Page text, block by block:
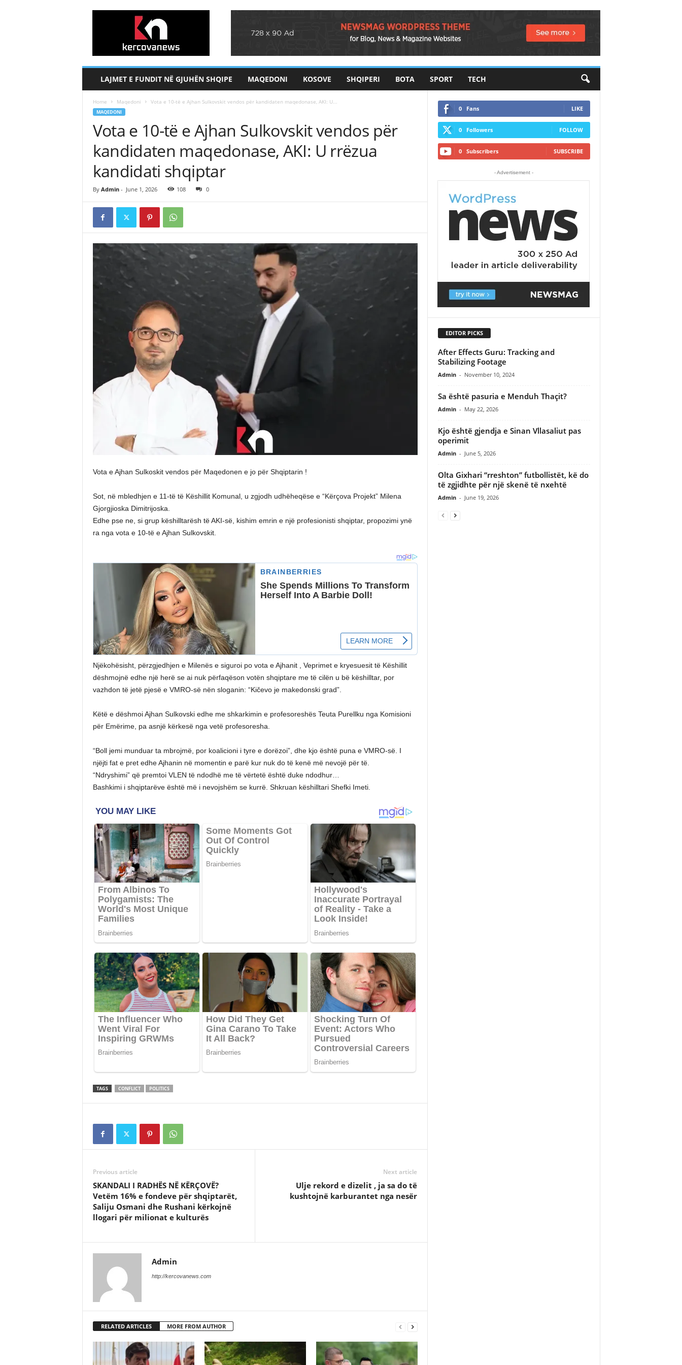
LAJMET E FUNDIT NË GJUHËN SHQIPE MAQEDONI KOSOVE SHQIPERI BOTA SPORT TECH
Home Maqedoni Vota e 10-të e Ajhan Sulkovskit vendos për kandidaten maqedonase, AKI: U...
MAQEDONI
Vota e 10-të e Ajhan Sulkovskit vendos për
kandidaten maqedonase, AKI: U rrëzua
kandidati shqiptar
By Admin- June 1, 2026 108 0
Vota e Ajhan Sulkoskit vendos për Maqedonen e jo për Shqiptarin !
Sot, në mbledhjen e 11-të të Këshillit Komunal, u zgjodh udhëheqëse e “Kërçova Projekt” Milena
Gjorgjioska Dimitrijoska.
Edhe pse ne, si grup këshilltarësh të AKI-së, kishim emrin e një profesionisti shqiptar, propozimi ynë
ra nga vota e 10-të e Ajhan Sulkovskit.
Njëkohësisht, përzgjedhjen e Milenës e siguroi po vota e Ajhanit , Veprimet e kryesuesit të Këshillit
dëshmojnë edhe një herë se ai nuk përfaqëson votën shqiptare me të cilën u bë këshilltar, por
vazhdon të jetë pjesë e VMRO-së nën sloganin: “Kičevo je makedonski grad”.
Këtë e dëshmoi Ajhan Sulkovski edhe me shkarkimin e profesoreshës Teuta Purellku nga Komisioni
për Emërime, pa asnjë kërkesë nga vetë profesoresha.
“Boll jemi munduar ta mbrojmë, por koalicioni i tyre e dorëzoi”, dhe kjo është puna e VMRO-së. I
njëjti fat e pret edhe Ajhanin në momentin e parë kur nuk do të kenë më nevojë për të.
“Ndryshimi” që premtoi VLEN të ndodhë me të vërtetë është duke ndodhur…
Bashkimi i shqiptarëve është më i nevojshëm se kurrë. Shkruan këshilltari Shefki Imeti.
TAGS CONFLICT POLITICS
Previous article
SKANDALI I RADHËS NË KËRÇOVË?
Vetëm 16% e fondeve për shqiptarët,
Saliju Osmani dhe Rushani kërkojnë
llogari për milionat e kulturës
Next article
Ulje rekord e dizelit , ja sa do të
kushtojnë karburantet nga nesër
Admin
http://kercovanews.com
RELATED ARTICLES MORE FROM AUTHOR
0 Fans LIKE
0 Followers FOLLOW
0 Subscribers SUBSCRIBE
- Advertisement -
EDITOR PICKS
After Effects Guru: Tracking and
Stabilizing Footage
Admin - November 10, 2024
Sa është pasuria e Menduh Thaçit?
Admin - May 22, 2026
Kjo është gjendja e Sinan Vllasaliut pas
operimit
Admin - June 5, 2026
Olta Gixhari “rreshton” futbollistët, kë do
të zgjidhte për një skenë të nxehtë
Admin - June 19, 2026